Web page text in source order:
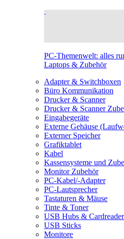
PC-Themenwelt: alles
Laptops & Zubehör
Adapter & Switchboxen
Büro Kommunikation
Drucker & Scanner
Drucker & Scanner
Eingabegeräte
Externe Gehäuse
Externer Speicher
Grafiktablet
Kabel
Kassensysteme und
Monitor Zubehör
PC-Kabel/-Adapter
PC-Lautsprecher
Tastaturen & Mäuse
Tinte & Toner
USB Hubs & Cardreader
USB Sticks
Monitore